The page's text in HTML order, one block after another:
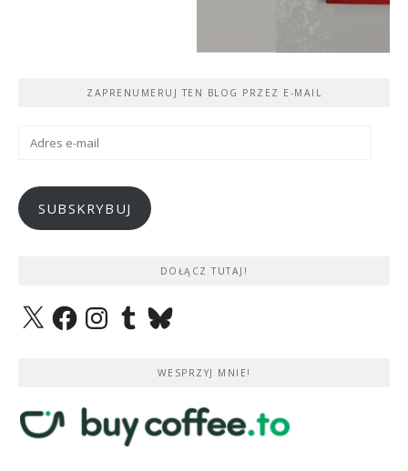
ZAPRENUMERUJ TEN BLOG PRZEZ E-MAIL
Adres
SUBSKRYBUJ
DOŁĄCZ TUTAJ!
X FacebookInstagramTumblrBluesky
WESPRZYJ MNIE!